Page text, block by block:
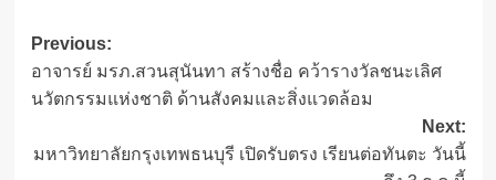
Post
navigation
Previous:
อาจารย์ มรภ.สวนสุนันทา สร้างชื่อ คว้ารางวัลชนะเลิศ
นวัตกรรมแห่งชาติ ด้านสังคมและสิ่งแวดล้อม
Next:
มหาวิทยาลัยกรุงเทพธนบุรี เปิดรับตรง เรียนต่อทันตะ วันนี้